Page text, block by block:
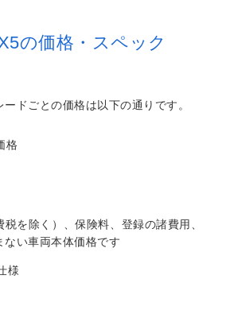
の価格・スペック
ドごとの価格は以下の通りです。
を除く）、保険料、登録の諸費用、
ない車両本体価格です
様